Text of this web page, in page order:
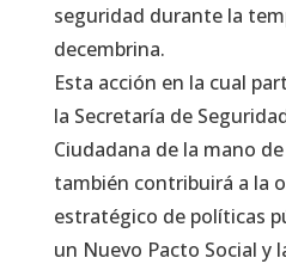
seguridad durante la
decembrina.
Esta acción en la cual
la Secretaría de
Ciudadana de la mano
también contribuirá a la
estratégico de políticas
un Nuevo Pacto Social y